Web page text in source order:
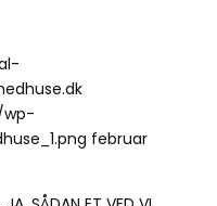
wp-
februar